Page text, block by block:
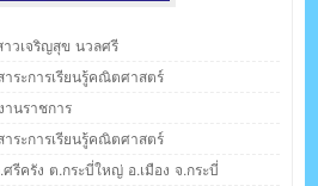
วเจริญสุข นวลศรี
าระการเรียนรู้คณิตศาสตร์
นราชการ
าระการเรียนรู้คณิตศาสตร์
รีครัง ต.กระบี่ใหญ่ อ.เมือง จ.กระบี่